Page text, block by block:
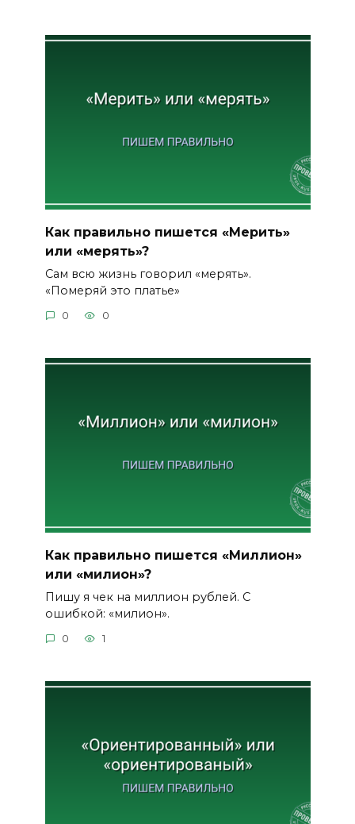
Как правильно пишется «Мерить»
или «мерять»?
Сам всю жизнь говорил «мерять».
«Померяй это платье»
0 0
Как правильно пишется «Миллион»
или «милион»?
Пишу я чек на миллион рублей. С
ошибкой: «милион».
0 1